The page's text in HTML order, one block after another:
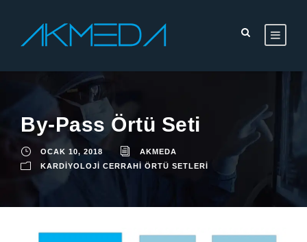
By-Pass Örtü Seti
OCAK 10, 2018
AKMEDA
KARDIYOLOJI CERRAHI ÖRTÜ SETLERI